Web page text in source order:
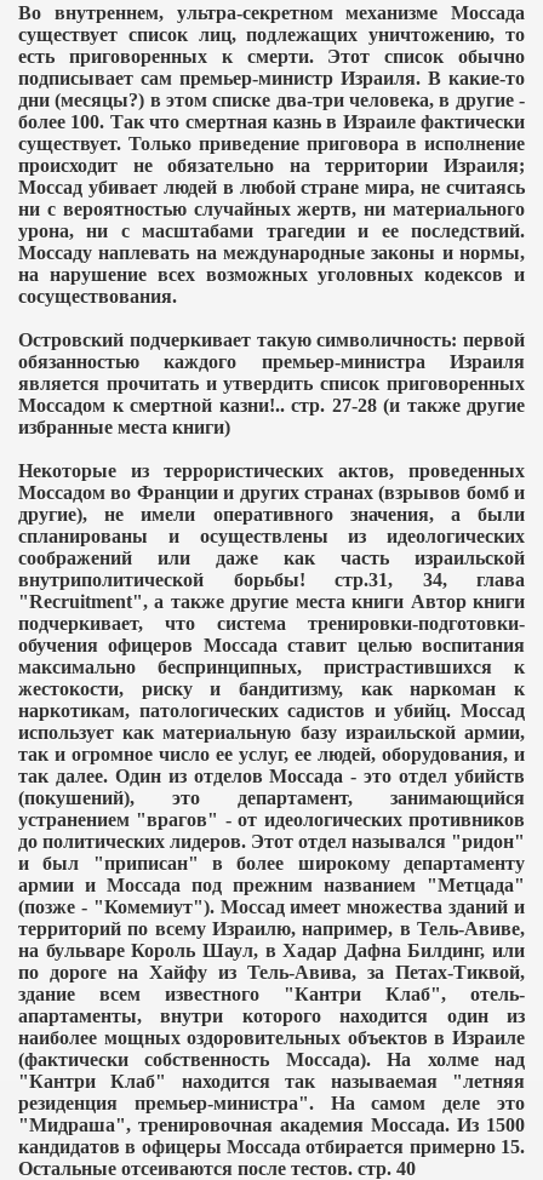
Во внутреннем, ультра-секретном механизме Моссада
существует список лиц, подлежащих уничтожению, то
есть приговоренных к смерти. Этот список обычно
подписывает сам премьер-министр Израиля. В какие-то
дни (месяцы?) в этом списке два-три человека, в другие -
более 100. Так что смертная казнь в Израиле фактически
существует. Только приведение приговора в исполнение
происходит не обязательно на территории Израиля;
Моссад убивает людей в любой стране мира, не считаясь
ни с вероятностью случайных жертв, ни материального
урона, ни с масштабами трагедии и ее последствий.
Моссаду наплевать на международные законы и нормы,
на нарушение всех возможных уголовных кодексов и
сосуществования.
Островский подчеркивает такую символичность: первой
обязанностью каждого премьер-министра Израиля
является прочитать и утвердить список приговоренных
Моссадом к смертной казни!.. стр. 27-28 (и также другие
избранные места книги)
Некоторые из террористических актов, проведенных
Моссадом во Франции и других странах (взрывов бомб и
другие), не имели оперативного значения, а были
спланированы и осуществлены из идеологических
соображений или даже как часть израильской
внутриполитической борьбы! стр.31, 34, глава
"Recruitment", а также другие места книги Автор книги
подчеркивает, что система тренировки-подготовки-
обучения офицеров Моссада ставит целью воспитания
максимально беспринципных, пристрастившихся к
жестокости, риску и бандитизму, как наркоман к
наркотикам, патологических садистов и убийц. Моссад
использует как материальную базу израильской армии,
так и огромное число ее услуг, ее людей, оборудования, и
так далее. Один из отделов Моссада - это отдел убийств
(покушений), это департамент, занимающийся
устранением "врагов" - от идеологических противников
до политических лидеров. Этот отдел назывался "ридон"
и был "приписан" в более широкому департаменту
армии и Моссада под прежним названием "Метцада"
(позже - "Комемиут"). Моссад имеет множества зданий и
территорий по всему Израилю, например, в Тель-Авиве,
на бульваре Король Шаул, в Хадар Дафна Билдинг, или
по дороге на Хайфу из Тель-Авива, за Петах-Тиквой,
здание всем известного "Кантри Клаб", отель-
апартаменты, внутри которого находится один из
наиболее мощных оздоровительных объектов в Израиле
(фактически собственность Моссада). На холме над
"Кантри Клаб" находится так называемая "летняя
резиденция премьер-министра". На самом деле это
"Мидраша", тренировочная академия Моссада. Из 1500
кандидатов в офицеры Моссада отбирается примерно 15.
Остальные отсеиваются после тестов. стр. 40